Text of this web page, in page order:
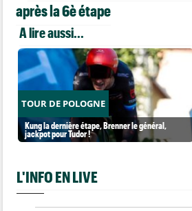
après la 6è étape
A lire aussi...
TOUR DE POLOGNE
Kung la dernière étape, Brenner le général,
jackpot pour Tudor !
L'INFO EN LIVE